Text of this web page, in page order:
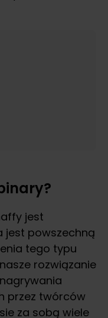
jest
jest powszechną
tego typu
rozwiązanie
przez twórców
za sobą wiele